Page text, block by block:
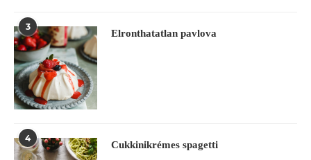
3
Elronthatatlan pavlova
4
Cukkinikrémes spagetti